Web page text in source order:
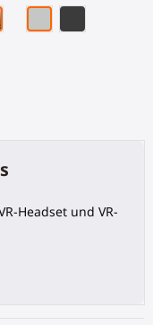
Kohlefaser-
Headset und VR-